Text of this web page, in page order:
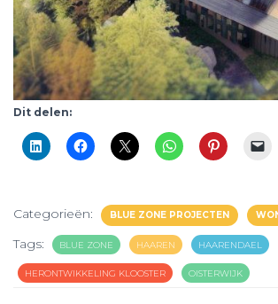
Dit delen:
Categorieën: BLUE ZONE PROJECTEN
Tags: BLUE ZONE HAAREN HAARENDAEL
HERONTWIKKELING KLOOSTER OISTERWIJK